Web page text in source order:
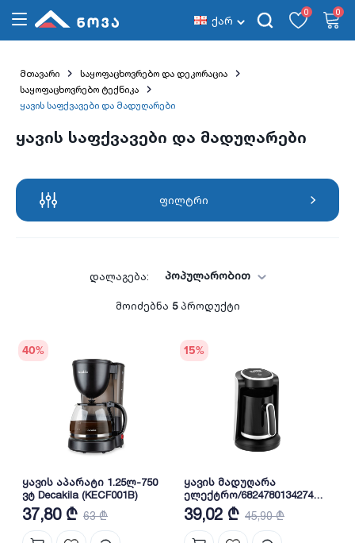
ქარ
0 0
მთავარი
საყოფაცხოვრებო და დეკორაცია
საყოფაცხოვრებო ტექნიკა
ყავის საფქვავები და მადუღარები
ყავის საფქვავები და მადუღარები
ფილტრი
დალაგება: პოპულარობით
მოიძებნა 5პროდუქტი
40%
ყავის აპარატი 1.25ლ-750
ვტ Decakila (KECF001B)
37,80 ₾ 63 ₾
15%
ყავის მადუღარა
ელექტრო/6824780134274
ILITEK - IL 4348
39,02 ₾ 45,90 ₾